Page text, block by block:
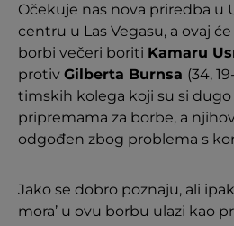
Očekuje nas nova priredba u
centru u Las Vegasu, a ovaj
borbi večeri boriti Kamaru
protiv Gilberta Burnsa (34,
timskih kolega koji su si
pripremama za borbe, a
odgođen zbog problema s
Jako se dobro poznaju, ali
mora’ u ovu borbu ulazi kao